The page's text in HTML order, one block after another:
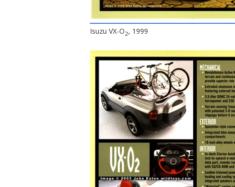
Isuzu VX-O2, 1999